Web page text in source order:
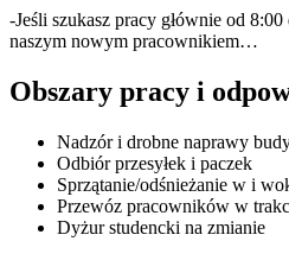
-Jeśli szukasz pracy głównie od
naszym nowym pracownikiem…
Obszary pracy i
Nadzór i drobne naprawy
Odbiór przesyłek i paczek
Sprzątanie/odśnieżanie w i
Przewóz pracowników w
Dyżur studencki na zmianie